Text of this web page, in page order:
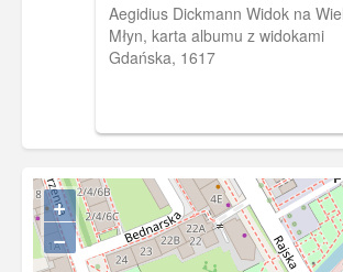
Aegidius Dickmann Widok na
Młyn, karta albumu z widokami
Gdańska, 1617
+
−